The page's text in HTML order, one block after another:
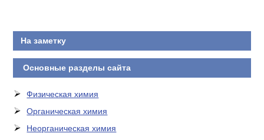
На заметку
Основные разделы сайта
Физическая химия
Органическая химия
Неорганическая химия